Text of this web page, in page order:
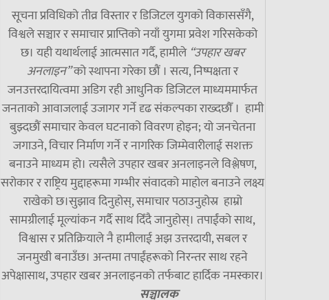
सूचना प्रविधिको तीव्र विस्तार र डिजिटल युगको विकाससँगै,
विश्वले सञ्चार र समाचार प्राप्तिको नयाँ युगमा प्रवेश गरिसकेको
छ। यही यथार्थलाई आत्मसात गर्दै, हामीले “उपहार खबर
अनलाइन”को स्थापना गरेका छौं । सत्य, निष्पक्षता र
जनउत्तरदायित्वमा अडिग रही आधुनिक डिजिटल माध्यममार्फत
जनताको आवाजलाई उजागर गर्ने दृढ संकल्पका राख्दछौँ । हामी
बुझ्दछौं समाचार केवल घटनाको विवरण होइन; यो जनचेतना
जगाउने, विचार निर्माण गर्ने र नागरिक जिम्मेवारीलाई सशक्त
बनाउने माध्यम हो। त्यसैले उपहार खबर अनलाइनले विश्लेषण,
सरोकार र राष्ट्रिय मुद्दाहरूमा गम्भीर संवादको माहोल बनाउने लक्ष्य
राखेको छ।सुझाव दिनुहोस्, समाचार पठाउनुहोस्र हाम्रो
सामग्रीलाई मूल्यांकन गर्दै साथ दिँदै जानुहोस्। तपाईंको साथ,
विश्वास र प्रतिक्रियाले नै हामीलाई अझ उत्तरदायी, सबल र
जनमुखी बनाउँछ। अन्तमा तपाईंहरूको निरन्तर साथ रहने
अपेक्षासाथ, उपहार खबर अनलाइनको तर्फबाट हार्दिक नमस्कार।
सञ्चालक